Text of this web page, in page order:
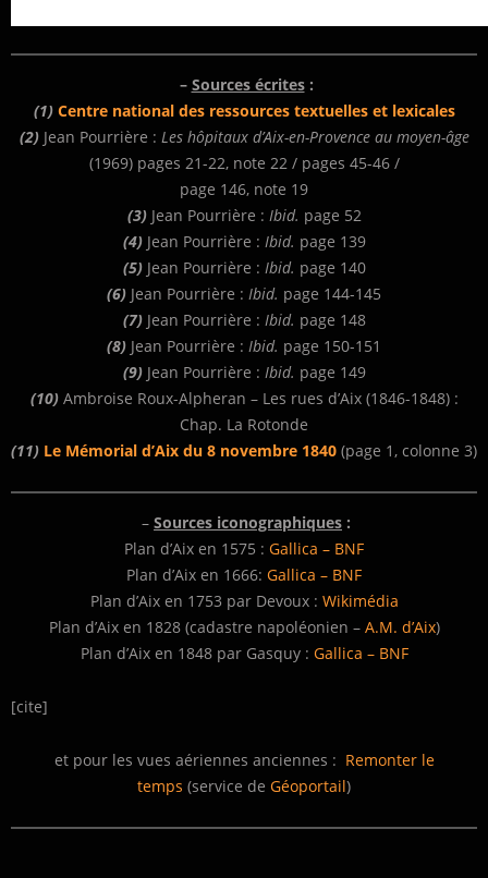
– Sources écrites :
(1) Centre national des ressources textuelles et lexicales
(2) Jean Pourrière : Les hôpitaux d’Aix-en-Provence au moyen-âge
(1969) pages 21-22, note 22 / pages 45-46 /
page 146, note 19
(3) Jean Pourrière : Ibid. page 52
(4)Jean Pourrière : Ibid. page 139
(5)Jean Pourrière : Ibid. page 140
(6) Jean Pourrière : Ibid. page 144-145
(7)Jean Pourrière : Ibid. page 148
(8) Jean Pourrière : Ibid. page 150-151
(9)Jean Pourrière : Ibid. page 149
(10)Ambroise Roux-Alpheran – Les rues d’Aix (1846-1848) :
Chap. La Rotonde
(11) Le Mémorial d’Aix du 8 novembre 1840 (page 1, colonne 3)
– Sources iconographiques :
Plan d’Aix en 1575 : Gallica – BNF
Plan d’Aix en 1666: Gallica – BNF
Plan d’Aix en 1753 par Devoux : Wikimédia
Plan d’Aix en 1828 (cadastre napoléonien – A.M. d’Aix)
Plan d’Aix en 1848 par Gasquy : Gallica – BNF
[cite]
et pour les vues aériennes anciennes : Remonter le
temps (service de Géoportail)